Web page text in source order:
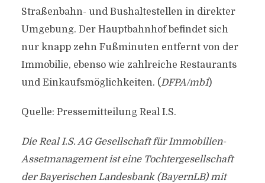
Straßenbahn- und Bushaltestellen in direkter
Umgebung. Der Hauptbahnhof befindet sich
nur knapp zehn Fußminuten entfernt von der
Immobilie, ebenso wie zahlreiche Restaurants
und Einkaufsmöglichkeiten. (DFPA/mb1)
Quelle: Pressemitteilung Real I.S.
Die Real I.S. AG Gesellschaft für Immobilien-
Assetmanagement ist eine Tochtergesellschaft
der Bayerischen Landesbank (BayernLB) mit